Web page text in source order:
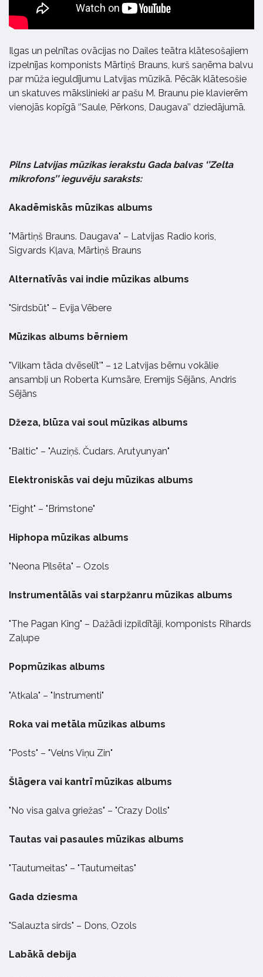
Ilgas un pelnītas ovācijas no Dailes teātra klātesošajiem
izpelnījas komponists Mārtiņš Brauns, kurš saņēma balvu
par mūža ieguldījumu Latvijas mūzikā. Pēcāk klātesošie
un skatuves mākslinieki ar pašu M. Braunu pie klavierēm
vienojās kopīgā ‘’Saule, Pērkons, Daugava’’ dziedājumā.
Pilns Latvijas mūzikas ierakstu Gada balvas ‘’Zelta
mikrofons’’ ieguvēju saraksts:
Akadēmiskās mūzikas albums
"Mārtiņš Brauns. Daugava" – Latvijas Radio koris,
Sigvards Kļava, Mārtiņš Brauns
Alternatīvās vai indie mūzikas albums
"Sirdsbūt" – Evija Vēbere
Mūzikas albums bērniem
"Vilkam tāda dvēselīt'" – 12 Latvijas bērnu vokālie
ansambļi un Roberta Kumsāre, Eremijs Sējāns, Andris
Sējāns
Džeza, blūza vai soul mūzikas albums
"Baltic" – "Auziņš. Čudars. Arutyunyan"
Elektroniskās vai deju mūzikas albums
"Eight" – "Brimstone"
Hiphopa mūzikas albums
"Neona Pilsēta" – Ozols
Instrumentālās vai starpžanru mūzikas albums
"The Pagan King" – Dažādi izpildītāji, komponists Rihards
Zaļupe
Popmūzikas albums
"Atkala" – "Instrumenti"
Roka vai metāla mūzikas albums
"Posts" – "Velns Viņu Zin"
Šlāgera vai kantrī mūzikas albums
"No visa galva griežas" – "Crazy Dolls"
Tautas vai pasaules mūzikas albums
"Tautumeitas" – "Tautumeitas"
Gada dziesma
"Salauzta sirds" – Dons, Ozols
Labākā debija